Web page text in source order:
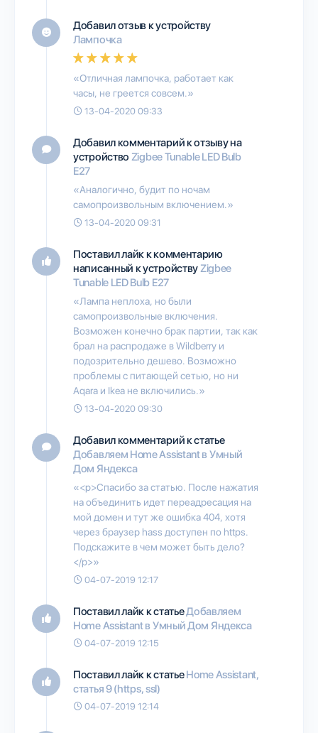
Добавил отзыв к устройству
Лампочка
«Отличная лампочка, работает как
часы, не греется совсем.»
13-04-2020 09:33
Добавил комментарий к отзыву на
устройство Zigbee Tunable LED Bulb
E27
«Аналогично, будит по ночам
самопроизвольным включением.»
13-04-2020 09:31
Поставил лайк к комментарию
написанный к устройству Zigbee
Tunable LED Bulb E27
«Лампа неплоха, но были
самопроизвольные включения.
Возможен конечно брак партии, так как
брал на распродаже в Wildberry и
подозрительно дешево. Возможно
проблемы с питающей сетью, но ни
Aqara и Ikea не включились.»
13-04-2020 09:30
Добавил комментарий к статье
Добавляем Home Assistant в Умный
Дом Яндекса
«<p>Спасибо за статью. После нажатия
на объединить идет переадресация на
мой домен и тут же ошибка 404, хотя
через браузер hass доступен по https.
Подскажите в чем может быть дело?
</p>»
04-07-2019 12:17
Поставил лайк к статьеДобавляем
Home Assistant в Умный Дом Яндекса
04-07-2019 12:15
Поставил лайк к статьеHome Assistant,
статья 9 (https, ssl)
04-07-2019 12:14